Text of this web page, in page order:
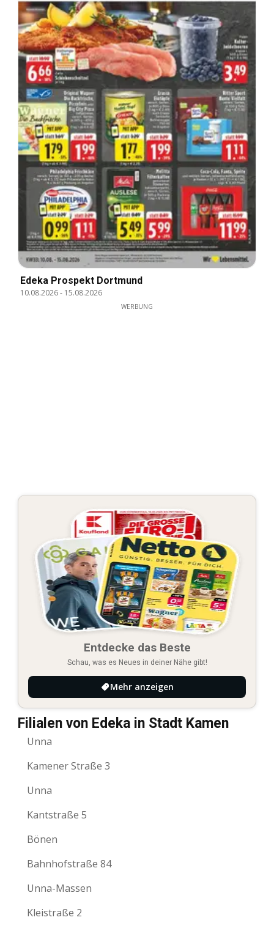
Edeka Prospekt Dortmund
10.08.2026- 15.08.2026
WERBUNG
Entdecke das Beste
Schau, was es Neues in deiner Nähe gibt!
Mehr anzeigen
Filialen von Edeka in Stadt Kamen
Unna
Kamener Straße 3
Unna
Kantstraße 5
Bönen
Bahnhofstraße 84
Unna-Massen
Kleistraße 2